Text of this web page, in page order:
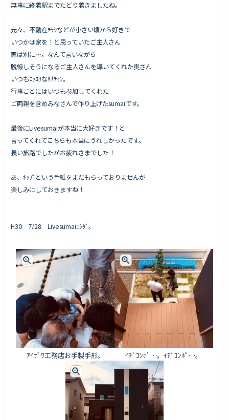
無事に終着駅までたどり着きましたね。
元々、不動産ﾁﾗｼなどが小さい頃から好きで
いつかは家を！と思っていたご主人さん
家は別に〜。なんて言いながら
脱線しそうになるご主人さんを導いてくれた奥さん
いつもﾆｯｺﾘなｻﾅﾁｬﾝ。
行事ごとにはいつも参加してくれた
ご両親を含めみなさんで作り上げたsumaiです。
最後にLivesumaiが本当に大好きです！と
言ってくれてこちらも本当にうれしかったです。
長い旅路でしたがお疲れさまでした！
あ、ｷｯﾌﾟという手紙をまだもらっておりませんが
楽しみにしておきますね！
H30 7/28 Livesumaiﾆｼﾀﾞ。
ｱｲｻﾞﾜ工務店お手製手形。 ｲﾃﾞｺﾝﾎﾟ…。ｲﾃﾞｺﾝﾎﾟ…。